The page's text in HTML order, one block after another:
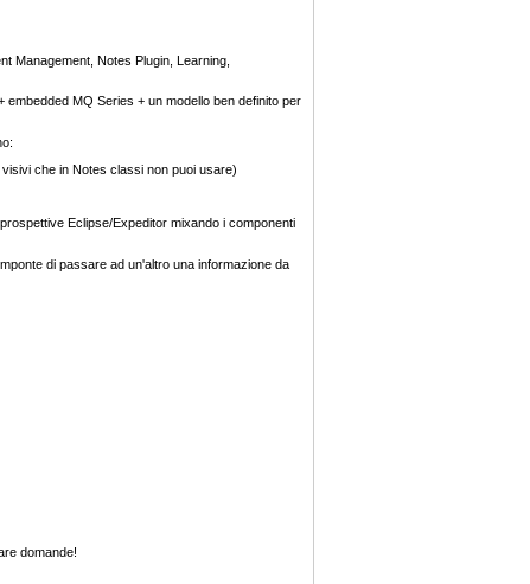
Management, Notes Plugin, Learning,
MQ Series + un modello ben definito per
che in Notes classi non puoi usare)
Eclipse/Expeditor mixando i componenti
di passare ad un'altro una informazione da
domande!